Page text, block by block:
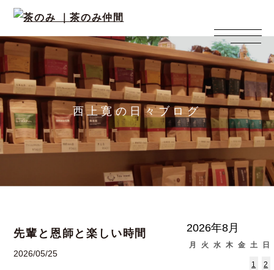
西上寛の日々ブログ
先輩と恩師と楽しい時間
2026/05/25
2026年8月
月 火 水 木 金 土 日
1 2